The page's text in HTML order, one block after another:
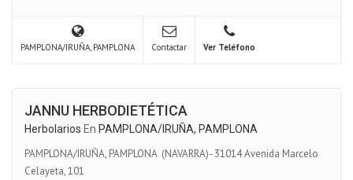
PAMPLONA/IRUÑA, PAMPLONA Contactar Ver Teléfono
JANNU HERBODIETÉTICA
Herbolarios En PAMPLONA/IRUÑA, PAMPLONA
PAMPLONA/IRUÑA, PAMPLONA (NAVARRA)- 31014 Avenida Marcelo
Celayeta, 101